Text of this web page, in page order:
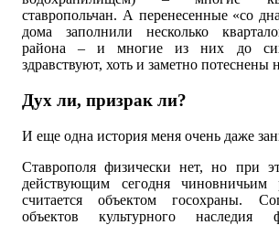
ставропольчан. А перенесенные «со
дома заполнили несколько
района – и многие из них до
здравствуют, хоть и заметно потеснены
Дух ли, призрак ли?
И еще одна история меня очень даже
Ставрополя физически нет, но при
действующим сегодня чиновничьим
считается объектом госохраны.
объектов культурного наследия